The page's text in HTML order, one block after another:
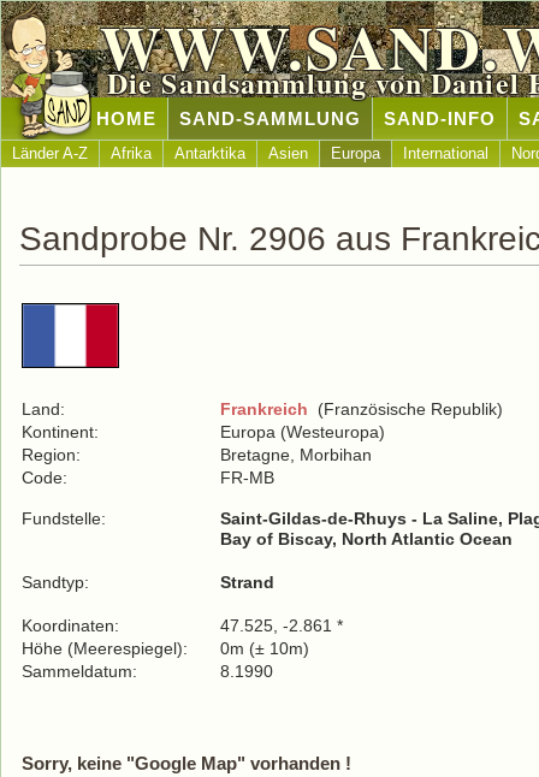
Die Sandsammlung von Daniel
HOME SAND-SAMMLUNG SAND-INFO
Länder A-Z Afrika Antarktika Asien Europa International
Sandprobe Nr. 2906 aus
Land: Frankreich (Französische Republik)
Kontinent:
Europa (Westeuropa)
Region:
Bretagne, Morbihan
Code:
FR-MB
Fundstelle:
Saint-Gildas-de-Rhuys - La Saline,
Bay of Biscay, North Atlantic Ocean
Sandtyp: Strand
Koordinaten:
47.525, -2.861 *
Höhe (Meerespiegel):
0m (± 10m)
Sammeldatum:
8.1990
Sorry, keine "Google Map" vorhanden !